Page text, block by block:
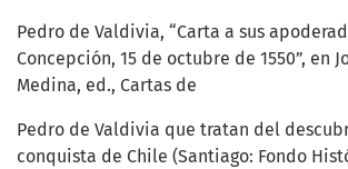
Pedro de Valdivia, “Carta a sus
Concepción, 15 de octubre de 1550”, en
Medina, ed., Cartas de
Pedro de Valdivia que tratan del
conquista de Chile (Santiago: Fondo